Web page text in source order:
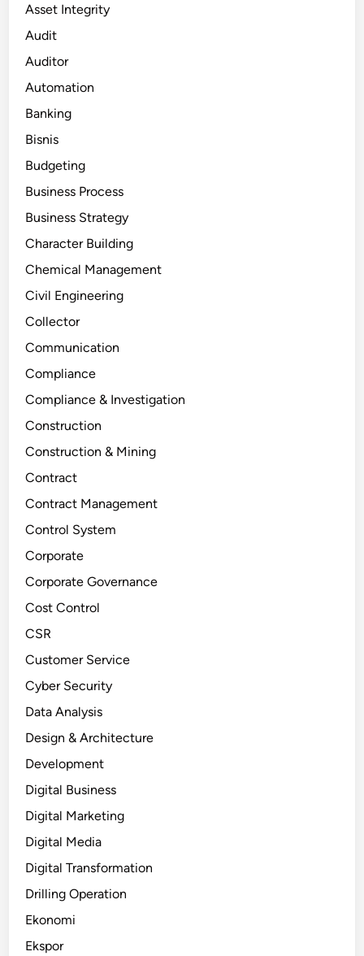
Asset Integrity
Audit
Auditor
Automation
Banking
Bisnis
Budgeting
Business Process
Business Strategy
Character Building
Chemical Management
Civil Engineering
Collector
Communication
Compliance
Compliance & Investigation
Construction
Construction & Mining
Contract
Contract Management
Control System
Corporate
Corporate Governance
Cost Control
CSR
Customer Service
Cyber Security
Data Analysis
Design & Architecture
Development
Digital Business
Digital Marketing
Digital Media
Digital Transformation
Drilling Operation
Ekonomi
Ekspor